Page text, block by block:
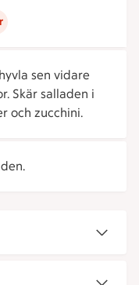
sen vidare
Skär salladen i
och zucchini.